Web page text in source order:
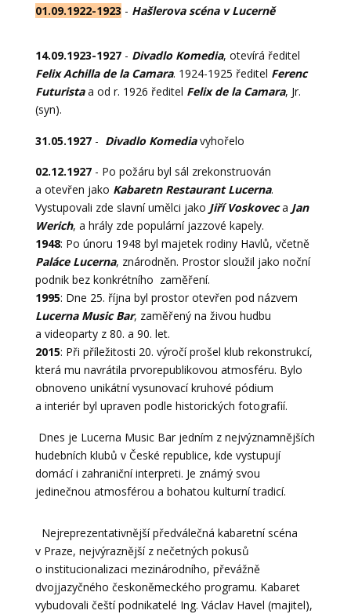
01.09.1922-1923 - Hašlerova scéna v Lucerně
14.09.1923-1927- Divadlo Komedia, otevírá ředitel
Felix Achilla de la Camara. 1924-1925 ředitel Ferenc
Futuristaa od r. 1926 ředitel Felix de la Camara, Jr.
(syn).
31.05.1927- Divadlo Komediavyhořelo
02.12.1927- Po požáru byl sál zrekonstruován
a otevřen jako Kabaretn Restaurant Lucerna.
Vystupovali zde slavní umělci jako Jiří Voskoveca Jan
Werich, a hrály zde populární jazzové kapely.
1948: Po únoru 1948 byl majetek rodiny Havlů, včetně
Paláce Lucerna, znárodněn. Prostor sloužil jako noční
podnik bez konkrétního zaměření.
1995: Dne 25. října byl prostor otevřen pod názvem
Lucerna Music Bar, zaměřený na živou hudbu
a videoparty z 80. a 90. let.
2015: Při příležitosti 20. výročí prošel klub rekonstrukcí,
která mu navrátila prvorepublikovou atmosféru. Bylo
obnoveno unikátní vysunovací kruhové pódium
a interiér byl upraven podle historických fotografií.
Dnes je Lucerna Music Bar jedním z nejvýznamnějších
hudebních klubů v České republice, kde vystupují
domácí i zahraniční interpreti. Je známý svou
jedinečnou atmosférou a bohatou kulturní tradicí.
Nejreprezentativnější předválečná kabaretní scéna
v Praze, nejvýraznější z nečetných pokusů
o institucionalizaci mezinárodního, převážně
dvojjazyčného českoněmeckého programu. Kabaret
vybudovali čeští podnikatelé Ing. Václav Havel (majitel),